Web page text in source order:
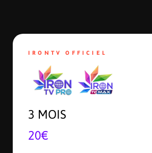
IRONTV OFFICIEL
3 MOIS
20€